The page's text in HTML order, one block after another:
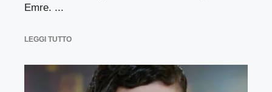
Emre. ...
LEGGI TUTTO